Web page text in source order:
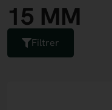
15 MM
Filtrer